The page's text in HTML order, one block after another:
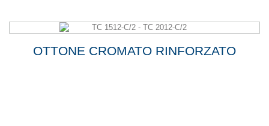
OTTONE CROMATO RINFORZATO